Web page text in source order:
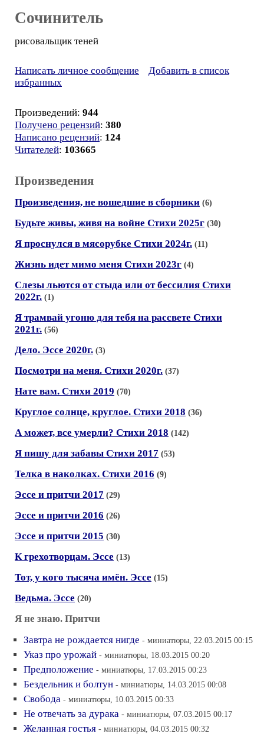
Сочинитель
рисовальщик теней
Написать личное сообщение
Добавить в список
избранных
Произведений: 944
Получено рецензий: 380
Написано рецензий: 124
Читателей: 103665
Произведения
Произведения, не вошедшие в сборники (6)
Будьте живы, живя на войне Стихи 2025г (30)
Я проснулся в мясорубке Стихи 2024г. (11)
Жизнь идет мимо меня Стихи 2023г (4)
Слезы льются от стыда или от бессилия Стихи
2022г. (1)
Я трамвай угоню для тебя на рассвете Стихи
2021г. (56)
Дело. Эссе 2020г. (3)
Посмотри на меня. Стихи 2020г. (37)
Нате вам. Стихи 2019 (70)
Круглое солнце, круглое. Стихи 2018 (36)
А может, все умерли? Стихи 2018 (142)
Я пишу для забавы Стихи 2017 (53)
Телка в наколках. Стихи 2016 (9)
Эссе и притчи 2017 (29)
Эссе и притчи 2016 (26)
Эссе и притчи 2015 (30)
К грехотворцам. Эссе (13)
Тот, у кого тысяча имён. Эссе (15)
Ведьма. Эссе (20)
Я не знаю. Притчи
Завтра не рождается нигде - миниатюры, 22.03.2015 00:15
Указ про урожай - миниатюры, 18.03.2015 00:20
Предположение - миниатюры, 17.03.2015 00:23
Бездельник и болтун - миниатюры, 14.03.2015 00:08
Свобода - миниатюры, 10.03.2015 00:33
Не отвечать за дурака - миниатюры, 07.03.2015 00:17
Желанная гостья - миниатюры, 04.03.2015 00:32